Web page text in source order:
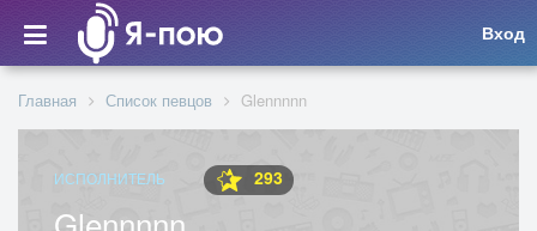
Вход
Главная Список певцов Glennnnn
ИСПОЛНИТЕЛЬ 293